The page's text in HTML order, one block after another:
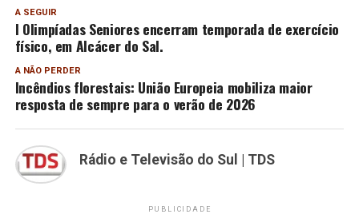
A SEGUIR
I Olimpíadas Seniores encerram temporada de exercício
físico, em Alcácer do Sal.
A NÃO PERDER
Incêndios florestais: União Europeia mobiliza maior
resposta de sempre para o verão de 2026
Rádio e Televisão do Sul | TDS
PUBLICIDADE